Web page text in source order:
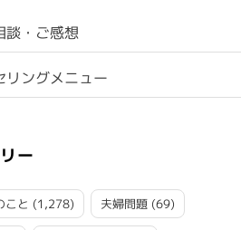
談・ご感想
リングメニュー
ー
こと (1,278) 夫婦問題 (69)